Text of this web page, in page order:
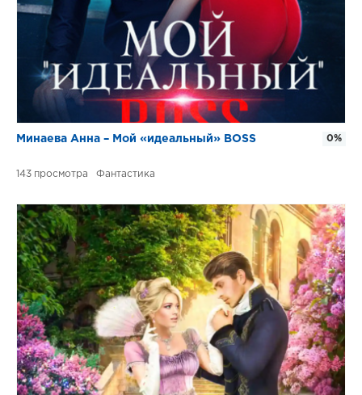
Минаева Анна – Мой «идеальный» BOSS
143 Фантастика
0%